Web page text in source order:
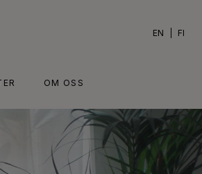
EN FI
OM OSS